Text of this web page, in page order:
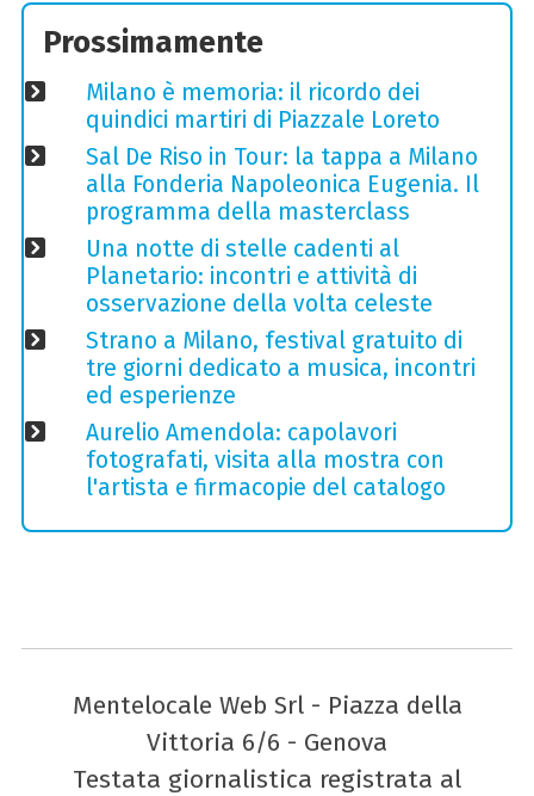
Prossimamente
Milano è memoria: il ricordo dei
quindici martiri di Piazzale Loreto
Sal De Riso in Tour: la tappa a Milano
alla Fonderia Napoleonica Eugenia. Il
programma della masterclass
Una notte di stelle cadenti al
Planetario: incontri e attività di
osservazione della volta celeste
Strano a Milano, festival gratuito di
tre giorni dedicato a musica, incontri
ed esperienze
Aurelio Amendola: capolavori
fotografati, visita alla mostra con
l'artista e firmacopie del catalogo
Mentelocale Web Srl - Piazza della
Vittoria 6/6 - Genova
Testata giornalistica registrata al